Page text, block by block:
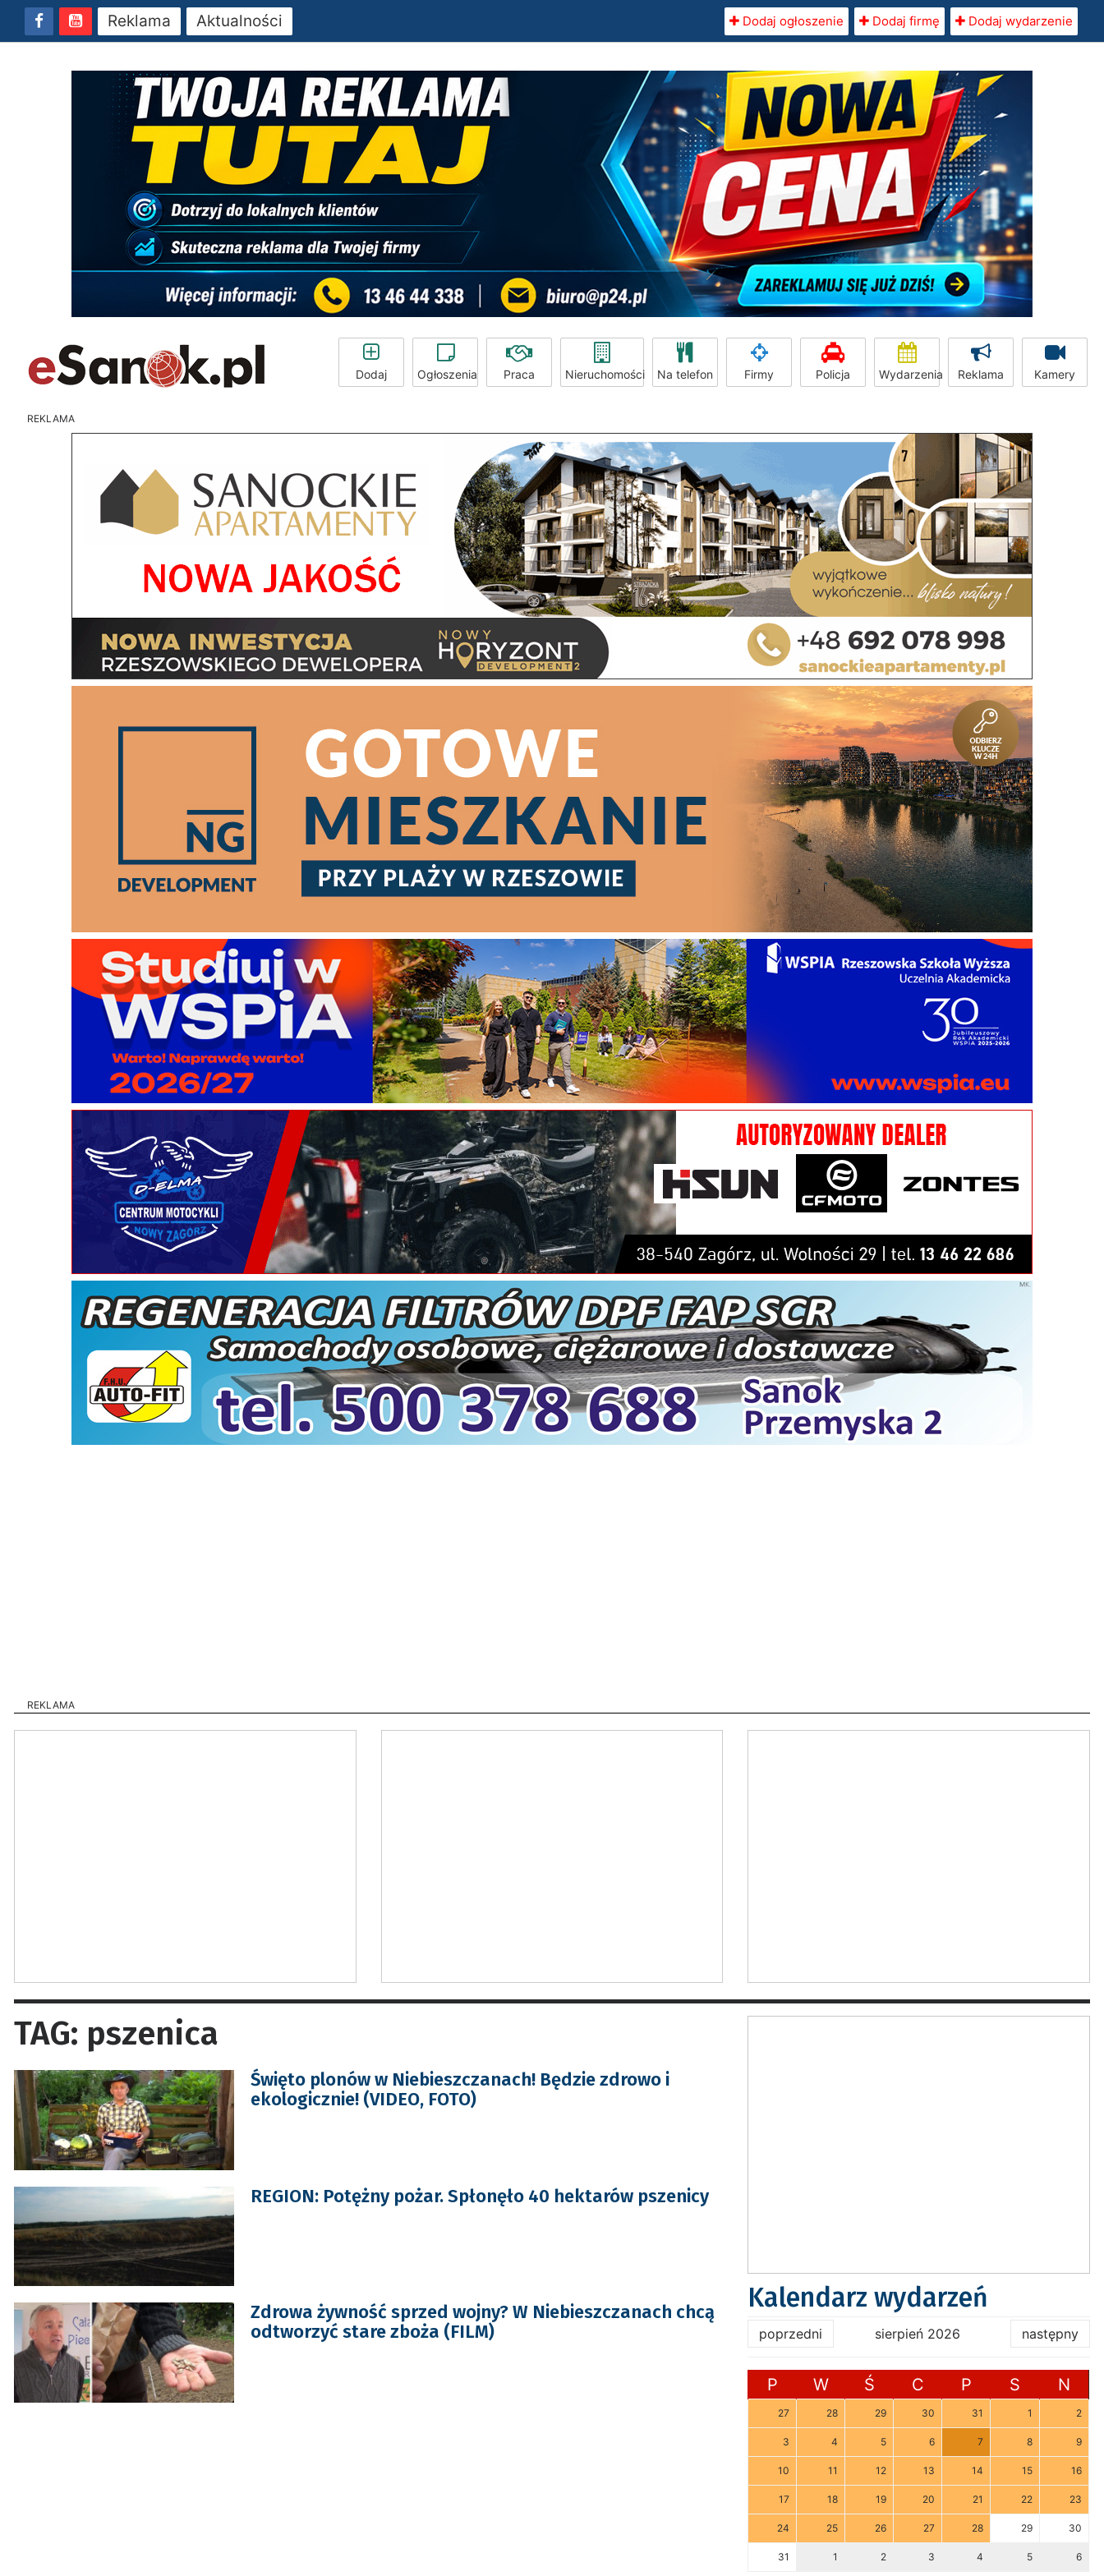
Reklama Aktualności Dodaj ogłoszenie Dodaj firmę Dodaj wydarzenie
Dodaj Ogłoszenia Praca Nieruchomości Na telefon Firmy Policja Wydarzenia Reklama Kamery
REKLAMA
REKLAMA
TAG: pszenica
Święto plonów w Niebieszczanach! Będzie zdrowo i
ekologicznie! (VIDEO, FOTO)
REGION: Potężny pożar. Spłonęło 40 hektarów pszenicy
Zdrowa żywność sprzed wojny? W Niebieszczanach chcą
odtworzyć stare zboża (FILM)
Kalendarz wydarzeń
poprzedni sierpień 2026 następny
P W Ś C P S N
27 28 29 30 31 1 2
3 4 5 6 7 8 9
10 11 12 13 14 15 16
17 18 19 20 21 22 23
24 25 26 27 28 29 30
31 1 2 3 4 5 6